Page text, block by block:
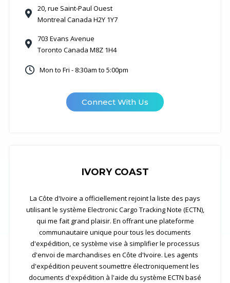
20, rue Saint-Paul Ouest
Montreal Canada H2Y 1Y7
703 Evans Avenue
Toronto Canada M8Z 1H4
Mon to Fri - 8:30am to 5:00pm
Connect With Us
IVORY COAST
La Côte d'Ivoire a officiellement rejoint la liste des pays
utilisant le système Electronic Cargo Tracking Note (ECTN),
qui me fait grand plaisir. En offrant une plateforme
communautaire unique pour tous les documents
d'expédition, ce système vise à simplifier le processus
d'envoi de marchandises en Côte d'Ivoire. Les agents
d'expédition peuvent soumettre électroniquement les
documents d'expédition à l'aide du système ECTN basé